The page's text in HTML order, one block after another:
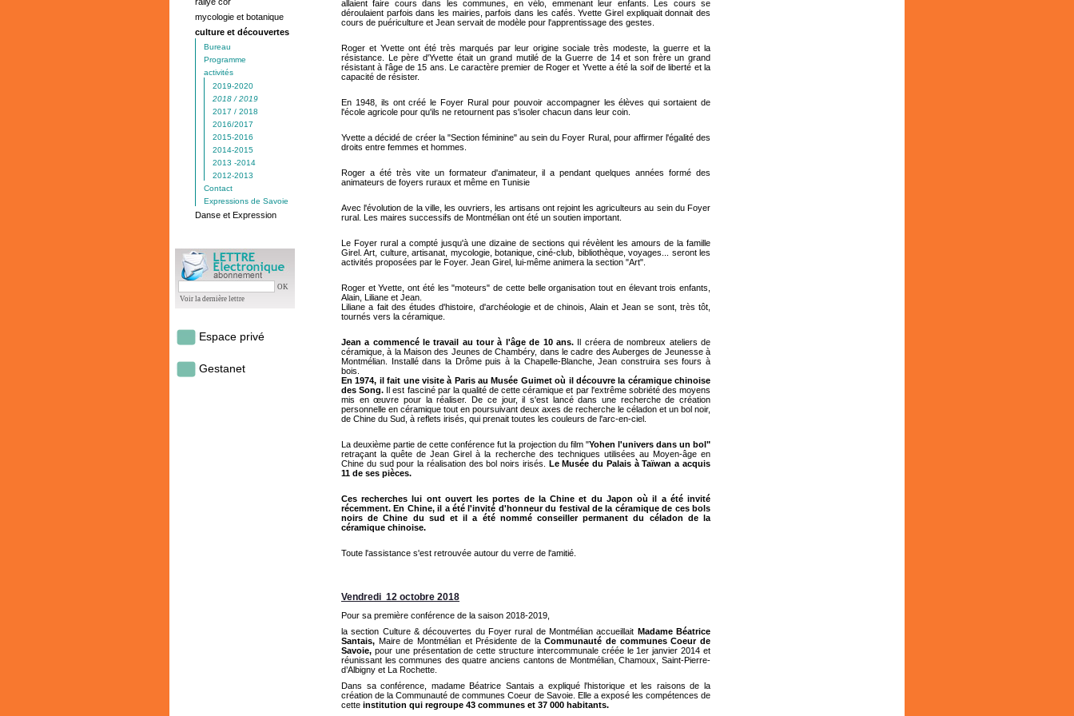
mycologie et botanique
culture et découvertes
Bureau
Programme
activités
2019-2020
2018 / 2019
2017 / 2018
2016/2017
2015-2016
2014-2015
2013 -2014
2012-2013
Contact
Expressions de Savoie
Danse et Expression
OK
Voir la dernière lettre
Espace privé
Gestanet
allaient faire cours dans les communes, en vélo, emmenant leur enfants. Les cours se
déroulaient parfois dans les mairies, parfois dans les cafés. Yvette Girel expliquait donnait des
cours de puériculture et Jean servait de modèle pour l'apprentissage des gestes.
Roger et Yvette ont été très marqués par leur origine sociale très modeste, la guerre et la
résistance. Le père d'Yvette était un grand mutilé de la Guerre de 14 et son frère un grand
résistant à l'âge de 15 ans. Le caractère premier de Roger et Yvette a été la soif de liberté et la
capacité de résister.
En 1948, ils ont créé le Foyer Rural pour pouvoir accompagner les élèves qui sortaient de
l'école agricole pour qu'ils ne retournent pas s'isoler chacun dans leur coin.
Yvette a décidé de créer la "Section féminine" au sein du Foyer Rural, pour affirmer l'égalité des
droits entre femmes et hommes.
Roger a été très vite un formateur d'animateur, il a pendant quelques années formé des
animateurs de foyers ruraux et même en Tunisie
Avec l'évolution de la ville, les ouvriers, les artisans ont rejoint les agriculteurs au sein du Foyer
rural. Les maires successifs de Montmélian ont été un soutien important.
Le Foyer rural a compté jusqu'à une dizaine de sections qui révèlent les amours de la famille
Girel. Art, culture, artisanat, mycologie, botanique, ciné-club, bibliothèque, voyages... seront les
activités proposées par le Foyer. Jean Girel, lui-même animera la section "Art".
Roger et Yvette, ont été les "moteurs" de cette belle organisation tout en élevant trois enfants,
Alain, Liliane et Jean.
Liliane a fait des études d'histoire, d'archéologie et de chinois, Alain et Jean se sont, très tôt,
tournés vers la céramique.
Jean a commencé le travail au tour à l'âge de 10 ans.Il créera de nombreux ateliers de
céramique, à la Maison des Jeunes de Chambéry, dans le cadre des Auberges de Jeunesse à
Montmélian. Installé dans la Drôme puis à la Chapelle-Blanche, Jean construira ses fours à
bois.
En 1974, il fait une visite à Paris au Musée Guimet où il découvre la céramique chinoise
des Song. Il est fasciné par la qualité de cette céramique et par l'extrême sobriété des moyens
mis en œuvre pour la réaliser. De ce jour, il s'est lancé dans une recherche de création
personnelle en céramique tout en poursuivant deux axes de recherche le céladon et un bol noir,
de Chine du Sud, à reflets irisés, qui prenait toutes les couleurs de l'arc-en-ciel.
La deuxième partie de cette conférence fut la projection du film "Yohen l'univers dans un bol"
retraçant la quête de Jean Girel à la recherche des techniques utilisées au Moyen-âge en
Chine du sud pour la réalisation des bol noirs irisés.
Le Musée du Palais à Taïwan a acquis
11 de ses pièces.
Ces recherches lui ont ouvert les portes de la Chine et du Japon où il a été invité
récemment. En Chine, il a été l'invité d'honneur du festival de la céramique de ces bols
noirs de Chine du sud et il a été nommé conseiller permanent du céladon de la
céramique chinoise.
Toute l'assistance s'est retrouvée autour du verre de l'amitié.
Vendredi 12 octobre 2018
Pour sa première conférence de la saison 2018-2019,
la section Culture & découvertes du Foyer rural de Montmélian accueillait Madame Béatrice
Santais, Maire de Montmélian et Présidente de laCommunauté de communes Coeur de
Savoie, pour une présentation de cette structure intercommunale créée le 1er janvier 2014 et
réunissant les communes des quatre anciens cantons de Montmélian, Chamoux, Saint-Pierre-
d’Albigny et La Rochette.
Dans sa conférence, madame Béatrice Santais a expliqué l'historique et les raisons de la
création de la Communauté de communes Coeur de Savoie. Elle a exposé les compétences de
cette institution qui regroupe 43 communes et 37 000 habitants.